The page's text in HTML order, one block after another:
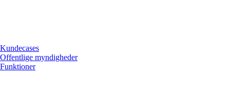
Kundecases
Offentlige myndigheder
Funktioner